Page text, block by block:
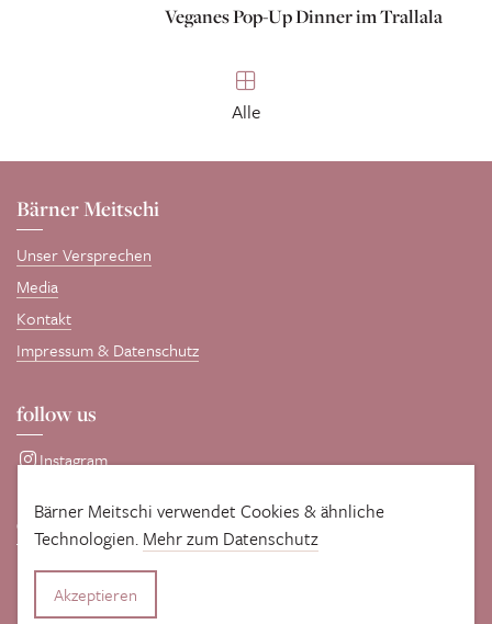
Bärner Meitschi verwendet Cookies & ähnliche
Technologien. Mehr zum Datenschutz
Akzeptieren
Alle
Veganes Pop-Up Dinner im Trallala
Bärner Meitschi
Unser Versprechen
Media
Kontakt
Impressum & Datenschutz
follow us
Instagram
comotive GmbH
Entwickelt und gepflegt wird diese Seite von unseren WordPress-
Profiscomotive GmbH